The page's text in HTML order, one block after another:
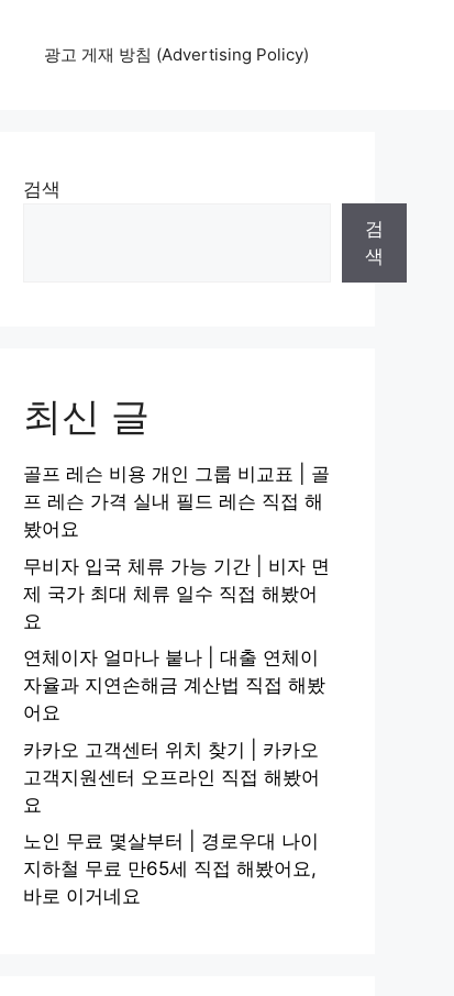
광고 게재 방침 (Advertising Policy)
검색
검
색
최신 글
골프 레슨 비용 개인 그룹 비교표 | 골
프 레슨 가격 실내 필드 레슨 직접 해
봤어요
무비자 입국 체류 가능 기간 | 비자 면
제 국가 최대 체류 일수 직접 해봤어
요
연체이자 얼마나 붙나 | 대출 연체이
자율과 지연손해금 계산법 직접 해봤
어요
카카오 고객센터 위치 찾기 | 카카오
고객지원센터 오프라인 직접 해봤어
요
노인 무료 몇살부터 | 경로우대 나이
지하철 무료 만65세 직접 해봤어요,
바로 이거네요